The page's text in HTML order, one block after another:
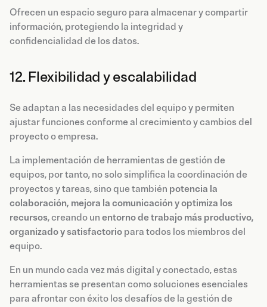
Ofrecen un espacio seguro para almacenar y compartir
información, protegiendo la integridad y
confidencialidad de los datos.
12. Flexibilidad y escalabilidad
Se adaptan a las necesidades del equipo y permiten
ajustar funciones conforme al crecimiento y cambios del
proyecto o empresa.
La implementación de herramientas de gestión de
equipos, por tanto, no solo simplifica la coordinación de
proyectos y tareas, sino que también potencia la
colaboración, mejora la comunicación y optimiza los
recursos, creando un entorno de trabajo más productivo,
organizado y satisfactorio para todos los miembros del
equipo.
En un mundo cada vez más digital y conectado, estas
herramientas se presentan como soluciones esenciales
para afrontar con éxito los desafíos de la gestión de